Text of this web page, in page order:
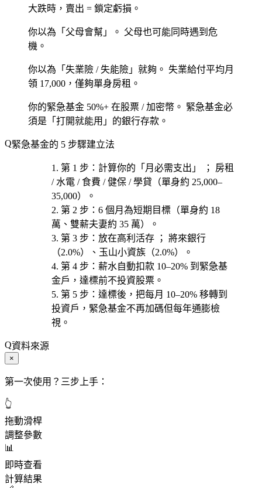
大跌時，賣出 = 鎖定虧損。
你以為「父母會幫」。 父母也可能同時遇到危
機。
你以為「失業險 / 失能險」就夠。 失業給付平均月
領 17,000，僅夠單身房租。
你的緊急基金 50%+ 在股票 / 加密幣。 緊急基金必
須是「打開就能用」的銀行存款。
緊急基金的 5 步驟建立法
第 1 步 ：計算你的「月必需支出」 ； 房租
/ 水電 / 食費 / 健保 / 學貸（單身約 25,000–
35,000）。
第 2 步 ：6 個月為短期目標（單身約 18
萬、雙薪夫妻約 35 萬）。
第 3 步 ：放在高利活存 ； 將來銀行
（2.0%）、玉山小資族（2.0%）。
第 4 步 ：薪水自動扣款 10–20% 到緊急基
金戶，達標前不投資股票。
第 5 步 ：達標後，把每月 10–20% 移轉到
投資戶，緊急基金不再加碼但每年通膨檢
視。
資料來源
×
第一次使用？三步上手：
👆
拖動滑桿
調整參數
📊
即時查看
計算結果